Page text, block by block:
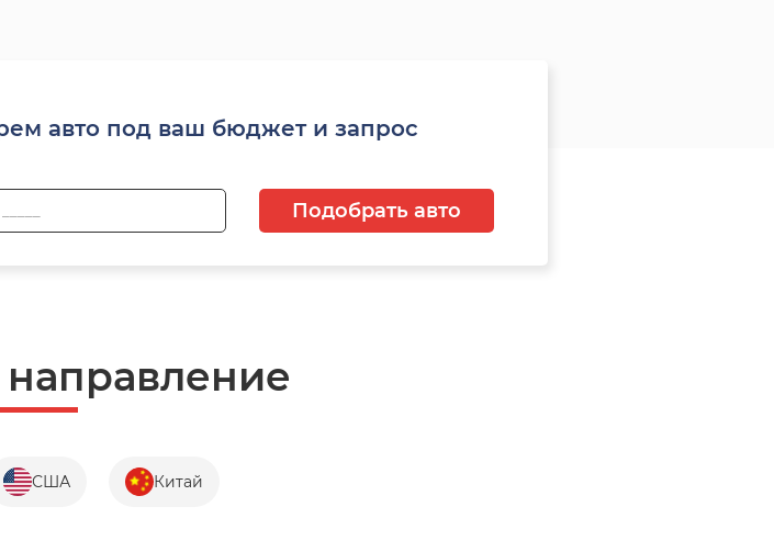
авто под ваш бюджет и запрос
Подобрать авто
США Китай